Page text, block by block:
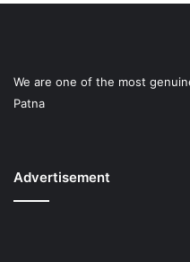
We are one of the most
Patna
Advertisement